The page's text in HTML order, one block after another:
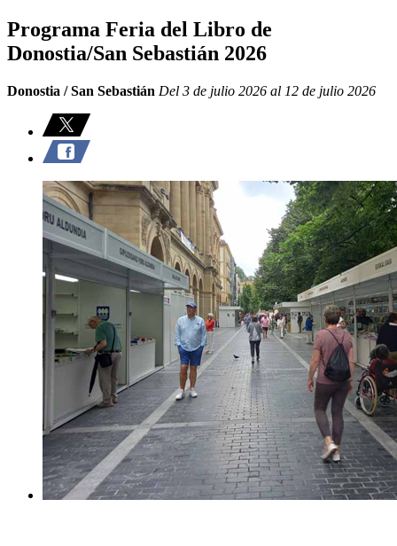
Programa Feria del Libro de
Donostia/San Sebastián 2026
Donostia / San Sebastián Del 3 de julio 2026 al 12 de julio 2026